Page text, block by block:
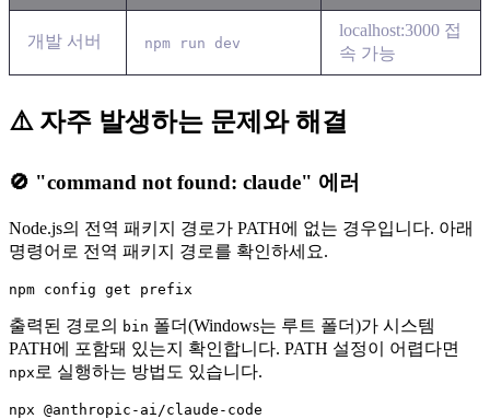
개발 서버 npm run dev
localhost:3000 접
속 가능
⚠️ 자주 발생하는 문제와 해결
🚫 "command not found: claude" 에러
Node.js의 전역 패키지 경로가 PATH에 없는 경우입니다. 아래
명령어로 전역 패키지 경로를 확인하세요.
출력된 경로의 bin 폴더(Windows는 루트 폴더)가 시스템
PATH에 포함돼 있는지 확인합니다. PATH 설정이 어렵다면
npx 로 실행하는 방법도 있습니다.